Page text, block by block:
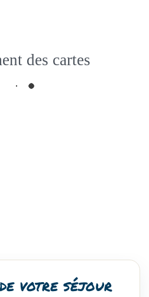
des cartes
votre séjour